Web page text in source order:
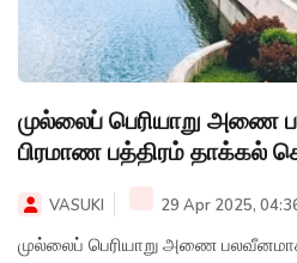
முல்லைப் பெரியாறு அணை
பிரமாண பத்திரம் தாக்கல்
VASUKI 29 Apr 2025,
முல்லைப் பெரியாறு அணை